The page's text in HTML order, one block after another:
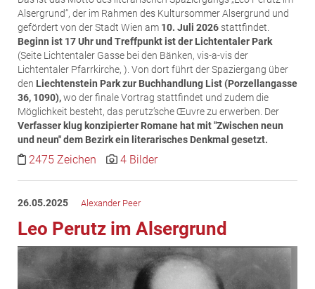
MST Muhr
ÖKO-Wohnbau
PAYUCA
Raiffeisen Property Holding International
Salon Real
Savoir Vivre Group
Schwabenhaus
STEUP Realitäten
teamneunzehn
VÖPE Next
Verband Österreichischer Versicherungsmakler
Alsergrund“, der im Rahmen des Kultursommer Alsergrund und
gefördert von der Stadt Wien am 10. Juli 2026 stattfindet.
Beginn ist 17 Uhr und Treffpunkt ist der Lichtentaler Park
(Seite Lichtentaler Gasse bei den Bänken, vis-a-vis der
Lichtentaler Pfarrkirche, ). Von dort führt der Spaziergang über
den Liechtenstein Park zur Buchhandlung List (Porzellangasse
36, 1090),wo der finale Vortrag stattfindet und zudem die
Möglichkeit besteht, das perutz’sche Œuvre zu erwerben. Der
Verfasser klug konzipierter Romane hat mit "Zwischen neun
und neun" dem Bezirk ein literarisches Denkmal gesetzt.
2475 Zeichen 4 Bilder
26.05.2025 Alexander Peer
Leo Perutz im Alsergrund